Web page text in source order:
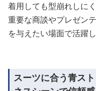
着用しても型崩れしに
重要な商談やプレゼン
を与えたい場面で活躍し
スーツに合う青ス